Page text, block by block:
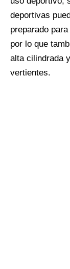
deportivas
preparado
por lo que
alta cilindrada
vertientes.